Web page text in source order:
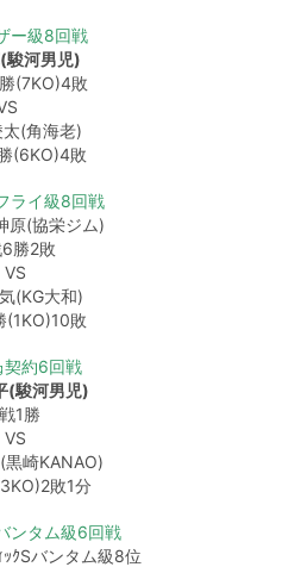
ー級8回戦
駿河男児)
(7KO)4敗
(角海老)
(6KO)4敗
ライ級8回戦
原(協栄ジム)
勝2敗
VS
(KG大和)
(1KO)10敗
約6回戦
(駿河男児)
1勝
VS
黒崎KANAO)
敗1分
ンタム級6回戦
ｯｸSバンタム級8位